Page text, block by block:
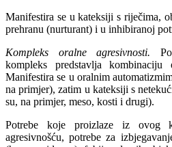
Manifestira se u kateksiji s riječima,
prehranu (nurturant) i u inhibiranoj
Kompleks oralne agresivnosti.
kompleks predstavlja
Manifestira se u oralnim
na primjer), zatim u kateksiji s
su, na primjer, meso, kosti i drugi).
Potrebe koje proizlaze iz ovog
agresivnošću, potrebe za